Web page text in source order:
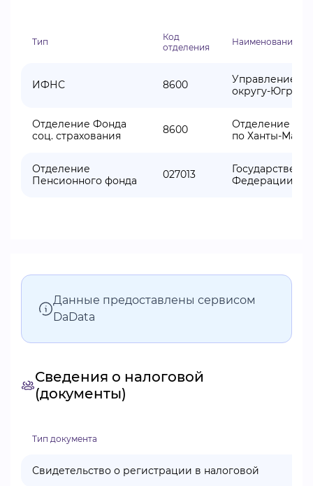
Тип
Код
отделения
Наименование
ИФНС 8600
Управление
округу-Югре
Отделение Фонда
соц. страхования
8600
Отделение
по Ханты-
Отделение
Пенсионного фонда
027013
Федерации по
Данные предоставлены сервисом
DaData
Сведения о налоговой
(документы)
Тип документа
Свидетельство о регистрации в налоговой